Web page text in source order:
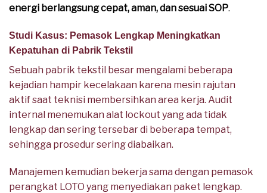
energi berlangsung cepat, aman, dan sesuai SOP.
Studi Kasus: Pemasok Lengkap Meningkatkan
Kepatuhan di Pabrik Tekstil
Sebuah pabrik tekstil besar mengalami beberapa
kejadian hampir kecelakaan karena mesin rajutan
aktif saat teknisi membersihkan area kerja. Audit
internal menemukan alat lockout yang ada tidak
lengkap dan sering tersebar di beberapa tempat,
sehingga prosedur sering diabaikan.
Manajemen kemudian bekerja sama dengan pemasok
perangkat LOTO yang menyediakan paket lengkap.